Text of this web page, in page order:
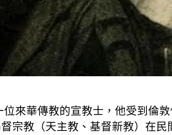
來華傳教的宣教士，他受到倫
宗教（天主教、基督新教）在